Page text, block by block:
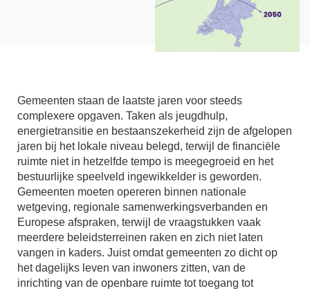
Gemeenten staan de laatste jaren voor steeds
complexere opgaven. Taken als jeugdhulp,
energietransitie en bestaanszekerheid zijn de afgelopen
jaren bij het lokale niveau belegd, terwijl de financiële
ruimte niet in hetzelfde tempo is meegegroeid en het
bestuurlijke speelveld ingewikkelder is geworden.
Gemeenten moeten opereren binnen nationale
wetgeving, regionale samenwerkingsverbanden en
Europese afspraken, terwijl de vraagstukken vaak
meerdere beleidsterreinen raken en zich niet laten
vangen in kaders. Juist omdat gemeenten zo dicht op
het dagelijks leven van inwoners zitten, van de
inrichting van de openbare ruimte tot toegang tot